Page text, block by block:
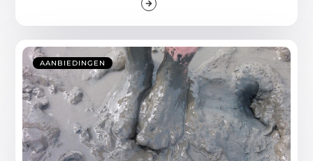
AANBIEDINGEN